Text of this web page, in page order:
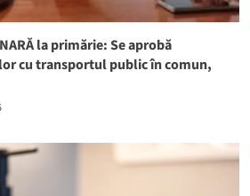
la primărie: Se aprobă
cu transportul public în comun,